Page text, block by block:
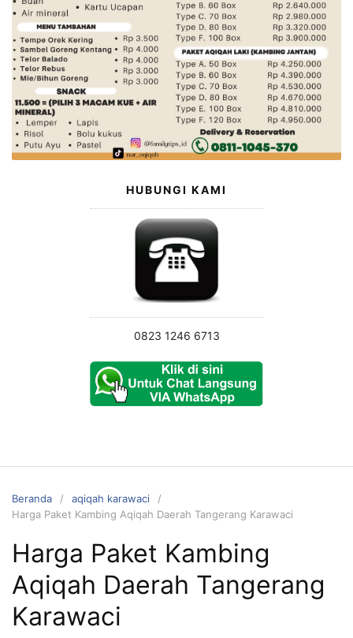
HUBUNGI KAMI
0823 1246 6713
Beranda
aqiqah karawaci
Harga Paket Kambing Aqiqah Daerah Tangerang Karawaci
Harga Paket Kambing
Aqiqah Daerah Tangerang
Karawaci